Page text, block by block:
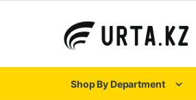
Shop By Department